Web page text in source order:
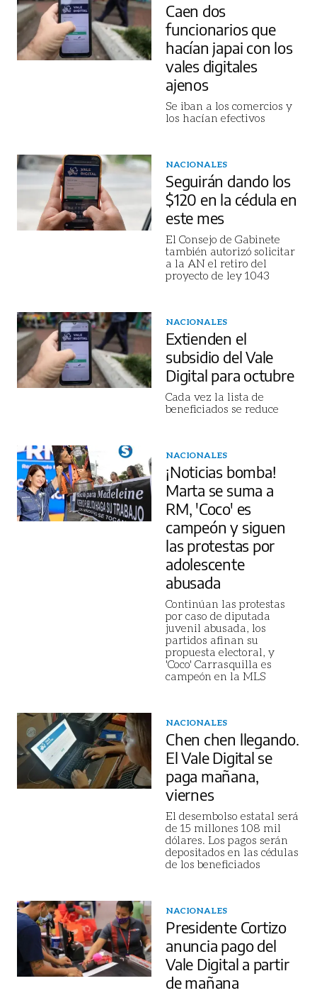
Caen dos
funcionarios que
hacían japai con los
vales digitales
ajenos
Se iban a los comercios y
los hacían efectivos
NACIONALES
Seguirán dando los
$120 en la cédula en
este mes
El Consejo de Gabinete
también autorizó solicitar
a la AN el retiro del
proyecto de ley 1043
NACIONALES
Extienden el
subsidio del Vale
Digital para octubre
Cada vez la lista de
beneficiados se reduce
NACIONALES
¡Noticias bomba!
Marta se suma a
RM, 'Coco' es
campeón y siguen
las protestas por
adolescente
abusada
Continúan las protestas
por caso de diputada
juvenil abusada, los
partidos afinan su
propuesta electoral, y
'Coco' Carrasquilla es
campeón en la MLS
NACIONALES
Chen chen llegando.
El Vale Digital se
paga mañana,
viernes
El desembolso estatal será
de 15 millones 108 mil
dólares. Los pagos serán
depositados en las cédulas
de los beneficiados
NACIONALES
Presidente Cortizo
anuncia pago del
Vale Digital a partir
de mañana